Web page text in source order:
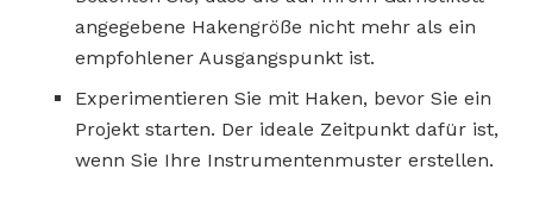
angegebene Hakengröße nicht mehr als ein
empfohlener Ausgangspunkt ist.
Experimentieren Sie mit Haken, bevor Sie ein
Projekt starten. Der ideale Zeitpunkt dafür ist,
wenn Sie Ihre Instrumentenmuster erstellen.